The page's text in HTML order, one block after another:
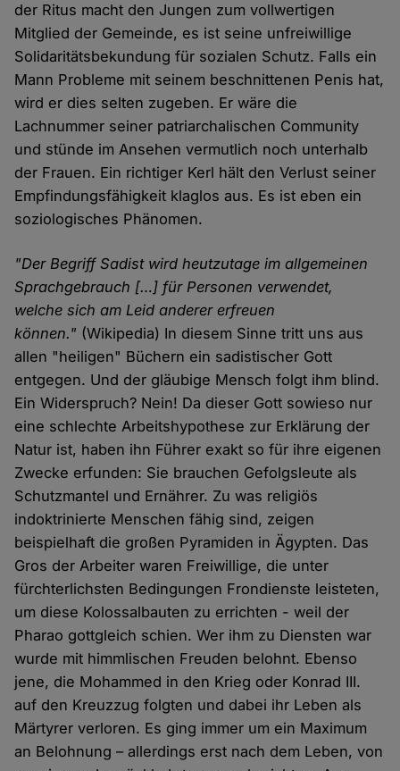
der Ritus macht den Jungen zum vollwertigen
Mitglied der Gemeinde, es ist seine unfreiwillige
Solidaritätsbekundung für sozialen Schutz. Falls ein
Mann Probleme mit seinem beschnittenen Penis hat,
wird er dies selten zugeben. Er wäre die
Lachnummer seiner patriarchalischen Community
und stünde im Ansehen vermutlich noch unterhalb
der Frauen. Ein richtiger Kerl hält den Verlust seiner
Empfindungsfähigkeit klaglos aus. Es ist eben ein
soziologisches Phänomen.
"Der Begriff Sadist wird heutzutage im allgemeinen
Sprachgebrauch […] für Personen verwendet,
welche sich am Leid anderer erfreuen
können." (Wikipedia) In diesem Sinne tritt uns aus
allen "heiligen" Büchern ein sadistischer Gott
entgegen. Und der gläubige Mensch folgt ihm blind.
Ein Widerspruch? Nein! Da dieser Gott sowieso nur
eine schlechte Arbeitshypothese zur Erklärung der
Natur ist, haben ihn Führer exakt so für ihre eigenen
Zwecke erfunden: Sie brauchen Gefolgsleute als
Schutzmantel und Ernährer. Zu was religiös
indoktrinierte Menschen fähig sind, zeigen
beispielhaft die großen Pyramiden in Ägypten. Das
Gros der Arbeiter waren Freiwillige, die unter
fürchterlichsten Bedingungen Frondienste leisteten,
um diese Kolossalbauten zu errichten - weil der
Pharao gottgleich schien. Wer ihm zu Diensten war
wurde mit himmlischen Freuden belohnt. Ebenso
jene, die Mohammed in den Krieg oder Konrad III.
auf den Kreuzzug folgten und dabei ihr Leben als
Märtyrer verloren. Es ging immer um ein Maximum
an Belohnung – allerdings erst nach dem Leben, von